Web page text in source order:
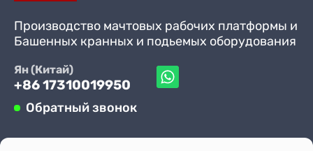
Производство мачтовых рабочих платформы и
Башенных кранных и подьемых оборудования
Ян (Китай)
+86 17310019950
Обратный звонок